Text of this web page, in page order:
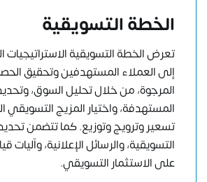
الخطة التسويقية
تعرض الخطة التسويقية
إلى العملاء المستهدفين وتحقيق
المرجوة، من خلال تحليل السوق،
المستهدفة، واختيار المزيج
تسعير وترويج وتوزيع. كما تتضمن
التسويقية، والرسائل الإعلانية، وآليات
على الاستثمار التسويقي.